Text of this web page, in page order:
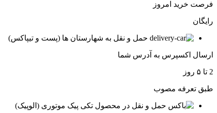
فرصت خرید امروز
رایگان
حمل و نقل به شهارستان ها (پست و تیپاکس)
ارسال اکسپرس به آدرس شما
2 تا ۵ روز
طبق تعرفه مصوب
پیک موتوری (الوپیک)